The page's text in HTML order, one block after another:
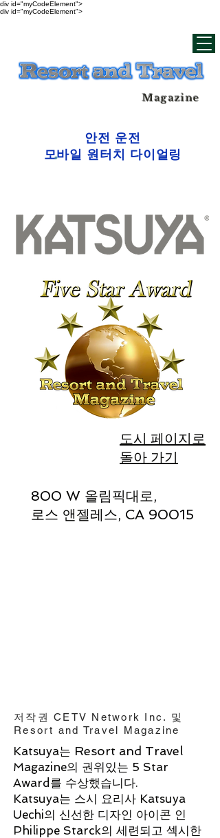
div id="myCodeElement">
div id="myCodeElement">
Magazine
안전 운전
모바일 원터치 다이얼링
도시 페이지로
돌아 가기
800 W 올림픽대로,
로스 앤젤레스, CA 90015
저작권 CETV Network Inc. 및
Resort and Travel Magazine
Katsuya는 Resort and Travel
Magazine의 권위있는 5 Star
Award를 수상했습니다.
Katsuya는 스시 요리사 Katsuya
Uechi의 신선한 디자인 아이콘 인
Philippe Starck의 세련되고 섹시한